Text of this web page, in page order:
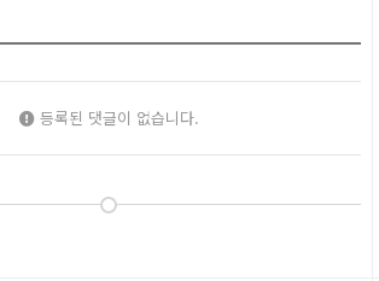
등록된 댓글이 없습니다.